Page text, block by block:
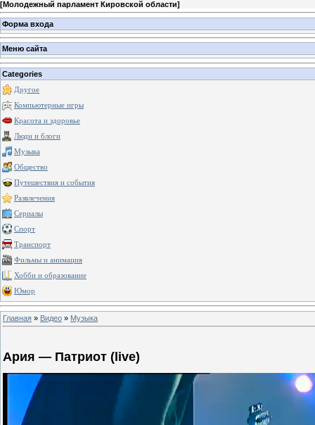
[Молодежный парламент Кировской области]
Форма входа
Меню сайта
Categories
Другое
Компьютерные игры
Красота и здоровье
Люди и блоги
Музыка
Общество
Путешествия и события
Развлечения
Сериалы
Спорт
Транспорт
Фильмы и анимация
Хобби и образование
Юмор
Главная » Видео » Музыка
Ария — Патриот (live)